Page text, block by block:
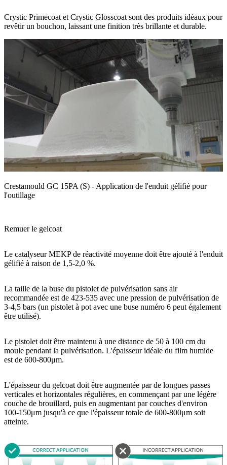
Crystic Primecoat et Crystic Glosscoat sont des produits idéaux pour
revêtir un bouchon, laissant une finition très brillante et durable.
Crestamould GC 15PA (S) - Application de l'enduit gélifié pour
l'outillage
Remuer le gelcoat
Le catalyseur MEKP de réactivité moyenne doit être ajouté à l'enduit
gélifié à raison de 1,5-2,0 %.
La taille de la buse du pistolet de pulvérisation sans air
recommandée est de 423-535 avec une pression de pulvérisation de
3-4,5 bars (un pistolet à pot avec une buse numéro 6 peut également
être utilisé).
Le pistolet doit être maintenu à une distance de 50 à 100 cm du
moule pendant la pulvérisation. L'épaisseur idéale du film humide
est de 600-800μm.
L'épaisseur du gelcoat doit être augmentée par de longues passes
verticales et horizontales régulières, en commençant par une légère
couche de brouillard, puis en augmentant par couches d'environ
100-150μm jusqu'à ce que l'épaisseur totale de 600-800μm soit
atteinte.